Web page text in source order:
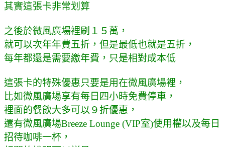
其實這張卡非常划算
之後於微風廣場裡刷１５萬，
就可以次年年費五折，但是最低也就是五折，
每年都還是需要繳年費，只是相對成本低
這張卡的特殊優惠只要是用在微風廣場裡，
比如微風廣場享有每日四小時免費停車，
裡面的餐飲大多可以９折優惠，
還有微風廣場Breeze Lounge (VIP室)使用權以及每日
招待咖啡一杯，